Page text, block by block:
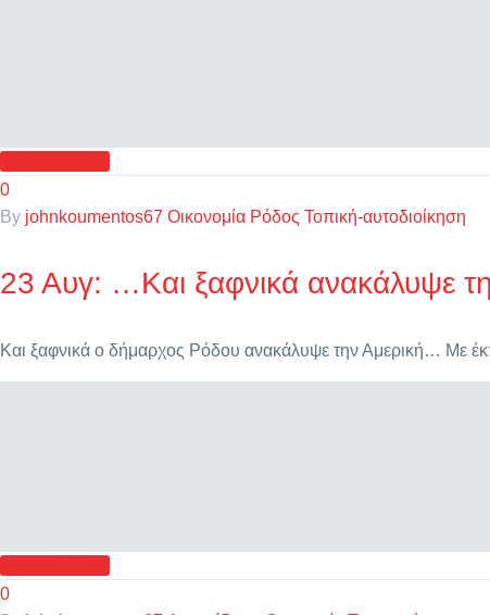
0
By johnkoumentos67 Οικονομία Ρόδος Τοπική-αυτοδιοίκηση
23 Αυγ: …Και ξαφνικά ανακάλυψε
Και ξαφνικά ο δήμαρχος Ρόδου ανακάλυψε την Αμερική… Με
0